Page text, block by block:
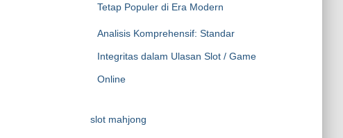
Tetap Populer di Era Modern
Analisis Komprehensif: Standar
Integritas dalam Ulasan Slot / Game
Online
slot mahjong